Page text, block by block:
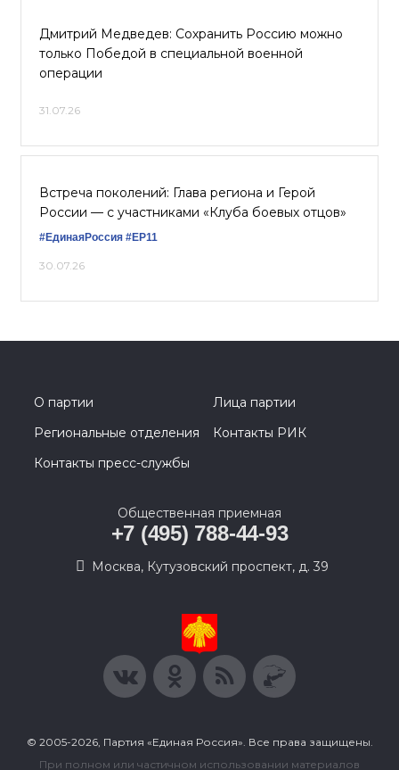
Дмитрий Медведев: Сохранить Россию можно
только Победой в специальной военной
операции
31.07.26
Встреча поколений: Глава региона и Герой
России — с участниками «Клуба боевых отцов»
#ЕдинаяРоссия #ЕР11
30.07.26
О партии
Лица партии
Региональные отделения
Контакты РИК
Контакты пресс-службы
Общественная приемная
+7 (495) 788-44-93
Москва, Кутузовский проспект, д. 39
© 2005-2026, Партия «Единая Россия». Все права защищены.
При полном или частичном использовании материалов